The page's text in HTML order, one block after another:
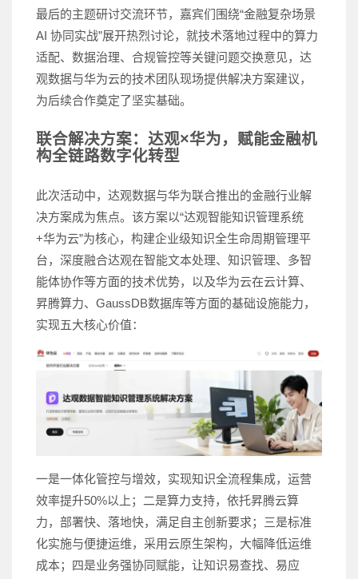
最后的主题研讨交流环节，嘉宾们围绕“金融复杂场景
AI 协同实战”展开热烈讨论，就技术落地过程中的算力
适配、数据治理、合规管控等关键问题交换意见，达
观数据与华为云的技术团队现场提供解决方案建议，
为后续合作奠定了坚实基础。
联合解决方案：达观×华为，赋能金融机
构全链路数字化转型
此次活动中，达观数据与华为联合推出的金融行业解
决方案成为焦点。该方案以“达观智能知识管理系统
+华为云”为核心，构建企业级知识全生命周期管理平
台，深度融合达观在智能文本处理、知识管理、多智
能体协作等方面的技术优势，以及华为云在云计算、
昇腾算力、GaussDB数据库等方面的基础设施能力，
实现五大核心价值：
一是一体化管控与增效，实现知识全流程集成，运营
效率提升50%以上；二是算力支持，依托昇腾云算
力，部署快、落地快，满足自主创新要求；三是标准
化实施与便捷运维，采用云原生架构，大幅降低运维
成本；四是业务强协同赋能，让知识易查找、易应